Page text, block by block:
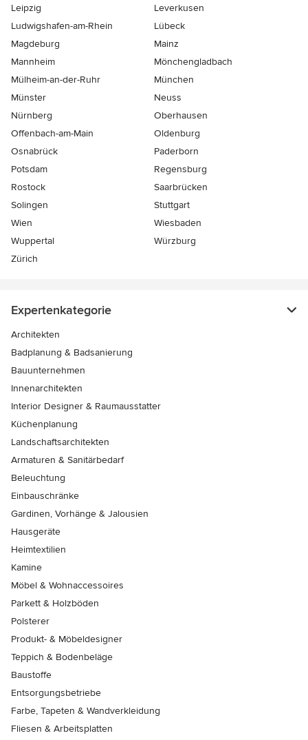
Leipzig
Leverkusen
Ludwigshafen-am-Rhein
Lübeck
Magdeburg
Mainz
Mannheim
Mönchen­gladbach
Mülheim-an-der-Ruhr
München
Münster
Neuss
Nürnberg
Oberhausen
Offenbach-am-Main
Oldenburg
Osnabrück
Paderborn
Potsdam
Regensburg
Rostock
Saarbrücken
Solingen
Stuttgart
Wien
Wiesbaden
Wuppertal
Würzburg
Zürich
Expertenkategorie
Architekten
Badplanung & Badsanierung
Bauunternehmen
Innenarchitekten
Interior Designer & Raumausstatter
Küchenplanung
Landschaftsarchitekten
Armaturen & Sanitärbedarf
Beleuchtung
Einbauschränke
Gardinen, Vorhänge & Jalousien
Hausgeräte
Heimtextilien
Kamine
Möbel & Wohnaccessoires
Parkett & Holzböden
Polsterer
Produkt- & Möbeldesigner
Teppich & Bodenbeläge
Baustoffe
Entsorgungsbetriebe
Farbe, Tapeten & Wandverkleidung
Fliesen & Arbeitsplatten